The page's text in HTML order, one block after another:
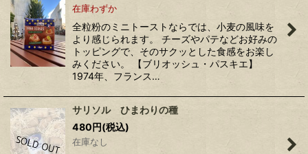
在庫わずか
全粒粉のミニトーストならでは、小麦の風味を
より感じられます。 チーズやパテなどお好みの
トッピングで、そのサクッとした食感をお楽し
みください。 【ブリオッシュ・パスキエ】
1974年、フランス…
サリソル ひまわりの種
480円(税込)
在庫なし